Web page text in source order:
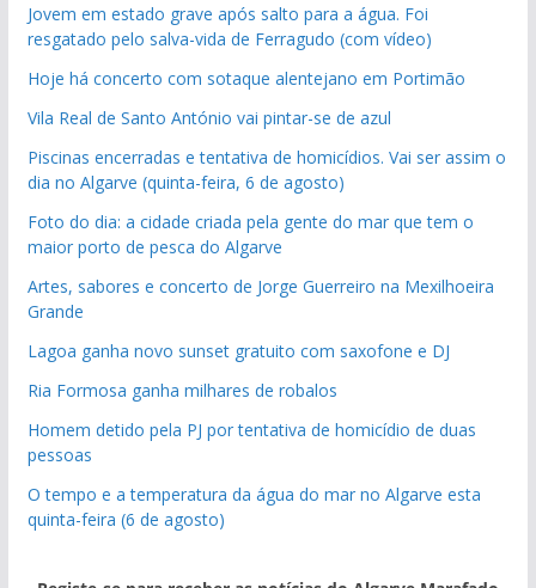
Jovem em estado grave após salto para a água. Foi
resgatado pelo salva-vida de Ferragudo (com vídeo)
Hoje há concerto com sotaque alentejano em Portimão
Vila Real de Santo António vai pintar-se de azul
Piscinas encerradas e tentativa de homicídios. Vai ser assim o
dia no Algarve (quinta-feira, 6 de agosto)
Foto do dia: a cidade criada pela gente do mar que tem o
maior porto de pesca do Algarve
Artes, sabores e concerto de Jorge Guerreiro na Mexilhoeira
Grande
Lagoa ganha novo sunset gratuito com saxofone e DJ
Ria Formosa ganha milhares de robalos
Homem detido pela PJ por tentativa de homicídio de duas
pessoas
O tempo e a temperatura da água do mar no Algarve esta
quinta-feira (6 de agosto)